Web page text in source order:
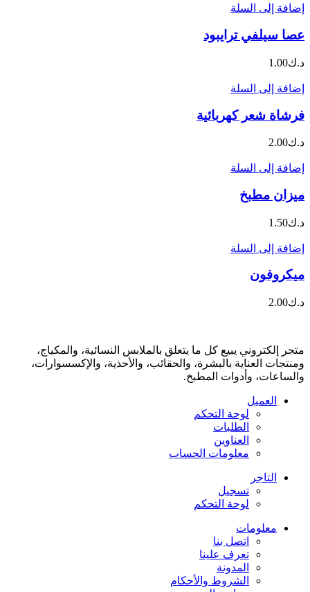
إضافة إلى السلة
عصا سيلفي ترايبود
د.ك1.00
إضافة إلى السلة
فرشاة شعر كهربائية
د.ك2.00
إضافة إلى السلة
ميزان مطبخ
د.ك1.50
إضافة إلى السلة
ميكروفون
د.ك2.00
متجر إلكتروني يبيع كل ما يتعلق بالملابس النسائية، والمكياج،
ومنتجات العناية بالبشرة، والحقائب، والأحذية، والإكسسوارات،
والساعات، وأدوات المطبخ.
العميل
لوحة التحكم
الطلبات
العناوين
معلومات الحساب
التاجر
تسجيل
لوحة التحكم
معلومات
اتصل بنا
تعرف علينا
المدونة
الشروط والأحكام